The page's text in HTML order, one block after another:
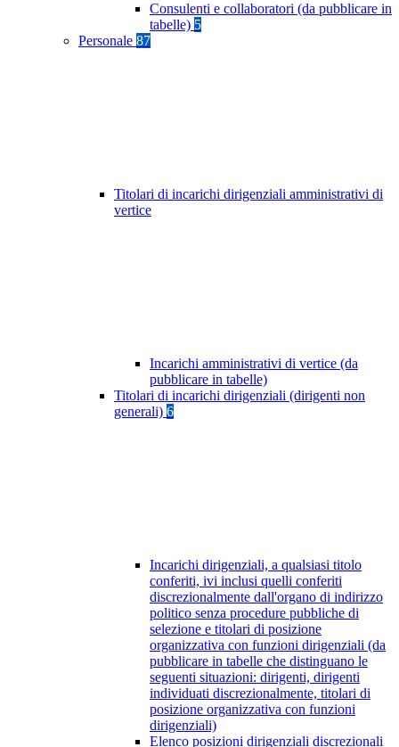
Consulenti e collaboratori (da pubblicare in
tabelle) 5
Personale 87
Titolari di incarichi dirigenziali amministrativi di
vertice
Incarichi amministrativi di vertice (da
pubblicare in tabelle)
Titolari di incarichi dirigenziali (dirigenti non
generali) 6
Incarichi dirigenziali, a qualsiasi titolo
conferiti, ivi inclusi quelli conferiti
discrezionalmente dall'organo di indirizzo
politico senza procedure pubbliche di
selezione e titolari di posizione
organizzativa con funzioni dirigenziali (da
pubblicare in tabelle che distinguano le
seguenti situazioni: dirigenti, dirigenti
individuati discrezionalmente, titolari di
posizione organizzativa con funzioni
dirigenziali)
Elenco posizioni dirigenziali discrezionali